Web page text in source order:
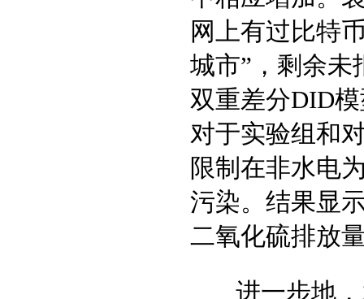
网上有过比特
城市”，剩余未
双重差分DID
对于实验组和
限制在非水电
污染。结果显
二氧化硫排放
进一步地，